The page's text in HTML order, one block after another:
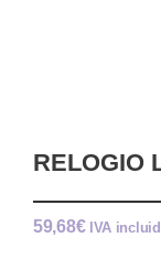
RELOGIO
59,68€ IVA